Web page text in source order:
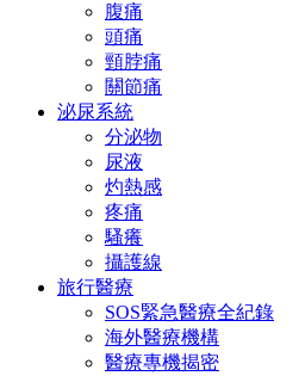
腹痛
頭痛
頸脖痛
關節痛
泌尿系統
分泌物
尿液
灼熱感
疼痛
騷癢
攝護線
旅行醫療
SOS緊急醫療全紀錄
海外醫療機構
醫療專機揭密